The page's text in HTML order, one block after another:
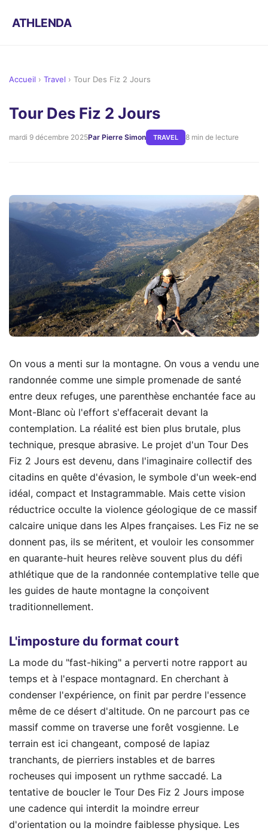
ATHLENDA
Accueil › Travel › Tour Des Fiz 2 Jours
Tour Des Fiz 2 Jours
mardi 9 décembre 2025Par Pierre Simon TRAVEL 8 min de lecture
On vous a menti sur la montagne. On vous a vendu une
randonnée comme une simple promenade de santé
entre deux refuges, une parenthèse enchantée face au
Mont-Blanc où l'effort s'effacerait devant la
contemplation. La réalité est bien plus brutale, plus
technique, presque abrasive. Le projet d'un Tour Des
Fiz 2 Jours est devenu, dans l'imaginaire collectif des
citadins en quête d'évasion, le symbole d'un week-end
idéal, compact et Instagrammable. Mais cette vision
réductrice occulte la violence géologique de ce massif
calcaire unique dans les Alpes françaises. Les Fiz ne se
donnent pas, ils se méritent, et vouloir les consommer
en quarante-huit heures relève souvent plus du défi
athlétique que de la randonnée contemplative telle que
les guides de haute montagne la conçoivent
traditionnellement.
L'imposture du format court
La mode du "fast-hiking" a perverti notre rapport au
temps et à l'espace montagnard. En cherchant à
condenser l'expérience, on finit par perdre l'essence
même de ce désert d'altitude. On ne parcourt pas ce
massif comme on traverse une forêt vosgienne. Le
terrain est ici changeant, composé de lapiaz
tranchants, de pierriers instables et de barres
rocheuses qui imposent un rythme saccadé. La
tentative de boucler le Tour Des Fiz 2 Jours impose
une cadence qui interdit la moindre erreur
d'orientation ou la moindre faiblesse physique. Les